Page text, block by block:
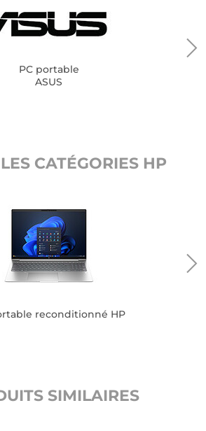
PC portable
ASUS
CATÉGORIES HP
reconditionné HP
SIMILAIRES